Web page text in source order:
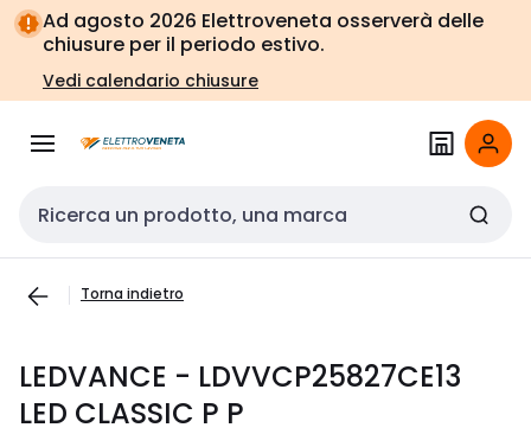
Vai alla
navigazione
Vai
alla
pagina
Ad agosto 2026 Elettroveneta osserverà delle
chiusure per il periodo estivo.
Vedi calendario chiusure
Cerca input
Torna indietro
LEDVANCE - LDVVCP25827CE13
LED CLASSIC P P